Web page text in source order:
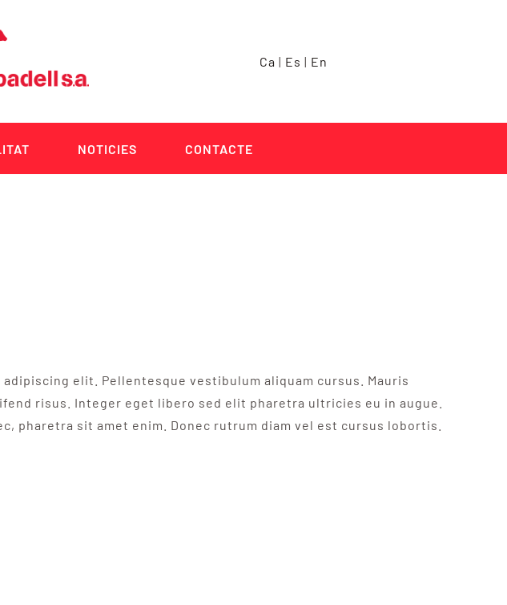
Ca | Es | En
NOTICIES CONTACTE
elit. Pellentesque vestibulum aliquam cursus. Mauris
risus. Integer eget libero sed elit pharetra ultricies eu in augue.
pharetra sit amet enim. Donec rutrum diam vel est cursus lobortis.